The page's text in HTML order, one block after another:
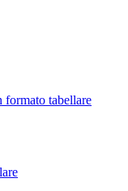
formato tabellare